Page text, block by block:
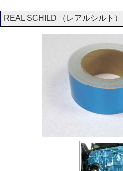
REAL SCHILD （レアルシル